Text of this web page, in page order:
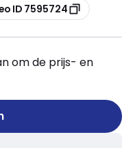
ID 7595724
om de prijs- en